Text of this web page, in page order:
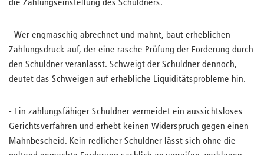
die Zahlungseinstellung des Schuldners.
- Wer engmaschig abrechnet und mahnt, baut erheblichen
Zahlungsdruck auf, der eine rasche Prüfung der Forderung durch
den Schuldner veranlasst. Schweigt der Schuldner dennoch,
deutet das Schweigen auf erhebliche Liquiditätsprobleme hin.
- Ein zahlungsfähiger Schuldner vermeidet ein aussichtsloses
Gerichtsverfahren und erhebt keinen Widerspruch gegen einen
Mahnbescheid. Kein redlicher Schuldner lässt sich ohne die